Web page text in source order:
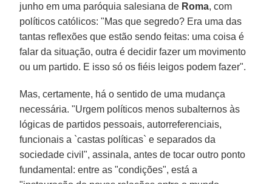
junho em uma paróquia salesiana de Roma, com
políticos católicos: "Mas que segredo? Era uma das
tantas reflexões que estão sendo feitas: uma coisa é
falar da situação, outra é decidir fazer um movimento
ou um partido. E isso só os fiéis leigos podem fazer".
Mas, certamente, há o sentido de uma mudança
necessária. "Urgem políticos menos subalternos às
lógicas de partidos pessoais, autorreferenciais,
funcionais a `castas políticas` e separados da
sociedade civil", assinala, antes de tocar outro ponto
fundamental: entre as "condições", está a